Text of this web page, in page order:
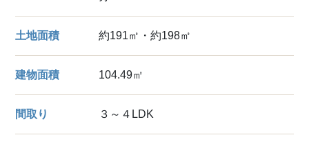
土地面積 約191㎡・約198㎡
建物面積 104.49㎡
間取り ３～４LDK